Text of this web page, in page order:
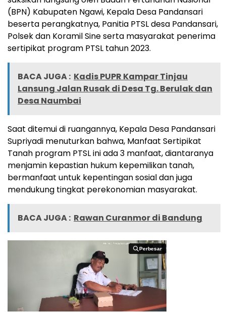
(BPN) Kabupaten Ngawi, Kepala Desa Pandansari
beserta perangkatnya, Panitia PTSL desa Pandansari,
Polsek dan Koramil Sine serta masyarakat penerima
sertipikat program PTSL tahun 2023.
BACA JUGA : Kadis PUPR Kampar Tinjau
Lansung Jalan Rusak di Desa Tg. Berulak dan
Desa Naumbai
Saat ditemui di ruangannya, Kepala Desa Pandansari
Supriyadi menuturkan bahwa, Manfaat Sertipikat
Tanah program PTSL ini ada 3 manfaat, diantaranya
menjamin kepastian hukum kepemilikan tanah,
bermanfaat untuk kepentingan sosial dan juga
mendukung tingkat perekonomian masyarakat.
BACA JUGA : Rawan Curanmor di Bandung
Perbesar
Perbesar